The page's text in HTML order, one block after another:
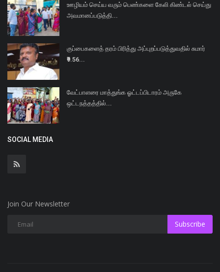
ஊழியம் செய்ய வரும் பெண்களை கேலி கிண்டல் செய்து
அவமானப்படுத்தி...
குப்பைகளைத் தரம் பிரித்து அப்புறப்படுத்துவதில் சுமார்
₹9.56...
வேட்பாளரை மாத்துங்க ஓட்டப்பிடாரம் அருகே
ஒட்டநத்தத்தில்...
SOCIAL MEDIA
Join Our Newsletter
Subscribe